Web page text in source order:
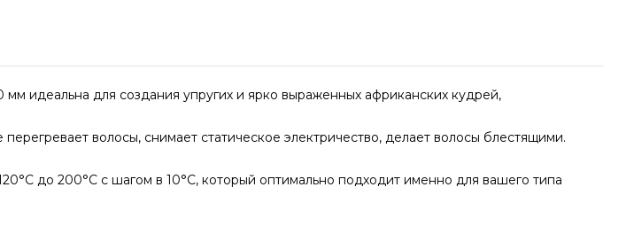
идеальна для создания упругих и ярко выраженных африканских кудрей,
волосы, снимает статическое электричество, делает волосы блестящими.
до 200°С с шагом в 10°С, который оптимально подходит именно для вашего типа